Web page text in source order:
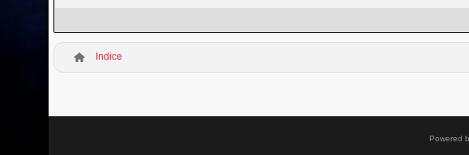
Indice
Powered